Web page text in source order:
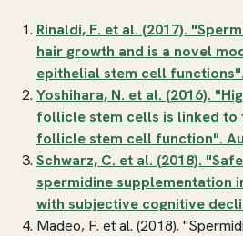
Rinaldi, F. et al. (2017).
hair growth and is a novel
epithelial stem cell functions".
Yoshihara, N. et al. (2016).
follicle stem cells is linked to
follicle stem cell function".
Schwarz, C. et al. (2018).
spermidine supplementation
with subjective cognitive
Madeo, F. et al. (2018).